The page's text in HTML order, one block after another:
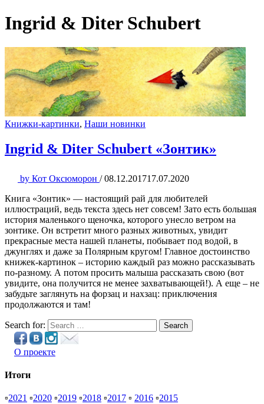
Ingrid & Diter Schubert
Книжки-картинки, Наши новинки
Ingrid & Diter Schubert «Зонтик»
by Кот Оксюморон / 08.12.201717.07.2020
Книга «Зонтик» — настоящий рай для любителей
иллюстраций, ведь текста здесь нет совсем! Зато есть большая
история маленького щеночка, которого унесло ветром на
зонтике. Он встретит много разных животных, увидит
прекрасные места нашей планеты, побывает под водой, в
джунглях и даже за Полярным кругом! Главное достоинство
книжек-картинок – историю каждый раз можно рассказывать
по-разному. А потом просить малыша рассказать свою (вот
увидите, она получится не менее захватывающей!). А еще – не
забудьте заглянуть на форзац и нахзац: приключения
продолжаются и там!
Search for: Search
О проекте
Итоги
▫2021 ▫2020 ▫2019 ▫2018 ▫2017 ▫ 2016 ▫2015